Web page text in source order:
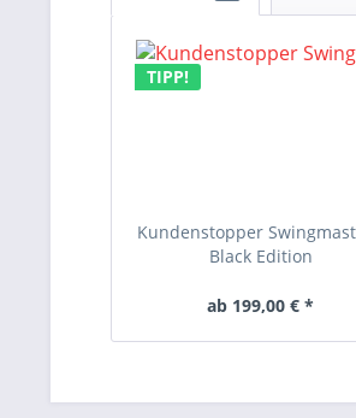
TIPP!
Kundenstopper
Black Edition
ab 199,00 € *